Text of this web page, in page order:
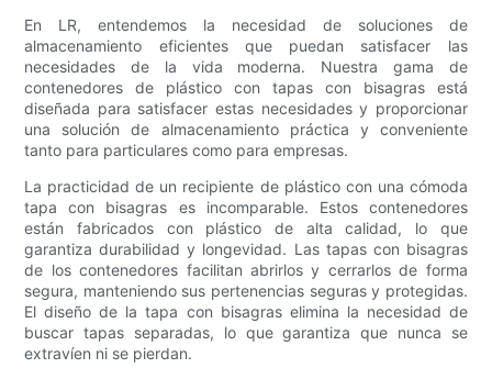
En LR, entendemos la necesidad de soluciones de
almacenamiento eficientes que puedan satisfacer las
necesidades de la vida moderna. Nuestra gama de
contenedores de plástico con tapas con bisagras está
diseñada para satisfacer estas necesidades y proporcionar
una solución de almacenamiento práctica y conveniente
tanto para particulares como para empresas.
La practicidad de un recipiente de plástico con una cómoda
tapa con bisagras es incomparable. Estos contenedores
están fabricados con plástico de alta calidad, lo que
garantiza durabilidad y longevidad. Las tapas con bisagras
de los contenedores facilitan abrirlos y cerrarlos de forma
segura, manteniendo sus pertenencias seguras y protegidas.
El diseño de la tapa con bisagras elimina la necesidad de
buscar tapas separadas, lo que garantiza que nunca se
extravíen ni se pierdan.